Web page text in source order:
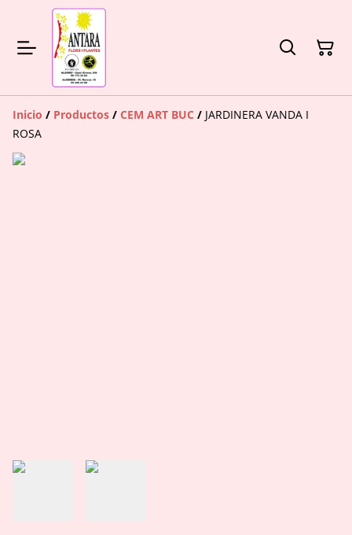
Inicio / Productos / CEM ART BUC / JARDINERA VANDA I
ROSA